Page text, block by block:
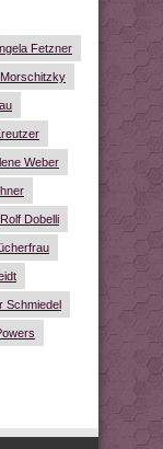
Fetzner
Weber
Rolf Dobelli
Schmiedel